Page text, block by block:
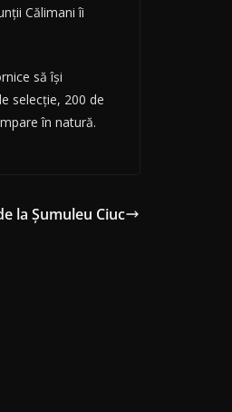
Călimani îi
să îşi
selecţie, 200 de
în natură.
la Șumuleu Ciuc